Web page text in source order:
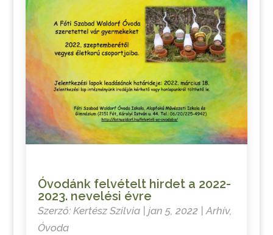
Óvodánk felvételt hirdet a 2022-
2023. nevelési évre
Szerző: Kertész Szilvia| jan 5, 2022|Arhív,
Óvoda